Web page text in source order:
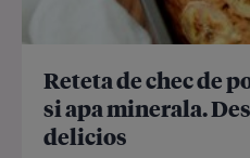
Reteta de chec de
si apa minerala.
delicios